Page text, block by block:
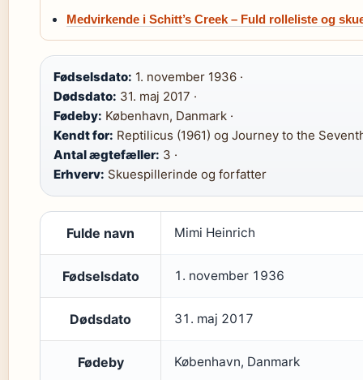
Medvirkende i Schitt’s Creek – Fuld rolleliste og
Fødselsdato: 1. november 1936 ·
Dødsdato: 31. maj 2017 ·
Fødeby: København, Danmark ·
Kendt for: Reptilicus (1961) og Journey to the
Antal ægtefæller: 3 ·
Erhverv: Skuespillerinde og forfatter
Fulde navn Mimi Heinrich
Fødselsdato 1. november 1936
Dødsdato 31. maj 2017
Fødeby København, Danmark